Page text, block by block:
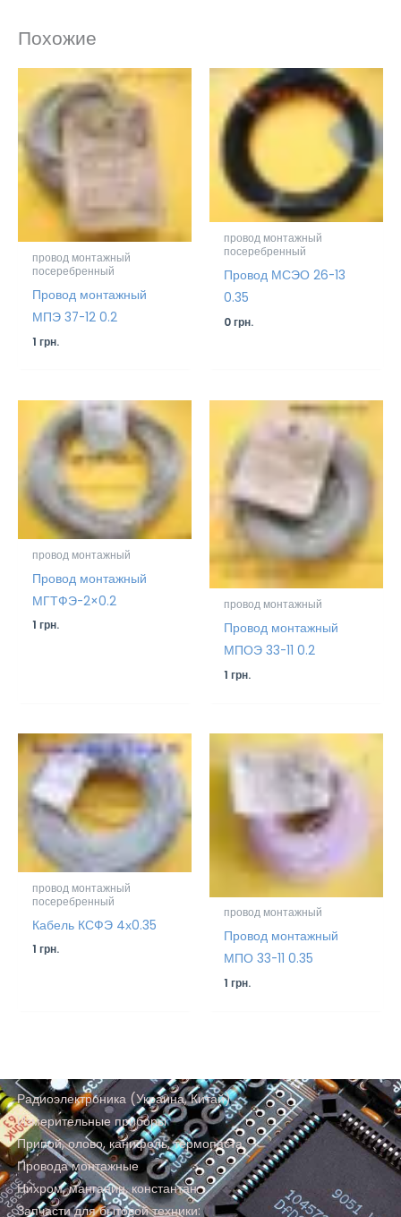
Похожие
провод монтажный
посеребренный
Провод монтажный
МПЭ 37-12 0.2
1грн.
провод монтажный
посеребренный
Провод МСЭО 26-13
0.35
0грн.
провод монтажный
Провод монтажный
МГТФЭ-2×0.2
1грн.
провод монтажный
Провод монтажный
МПОЭ 33-11 0.2
1грн.
провод монтажный
посеребренный
Кабель КСФЭ 4х0.35
1грн.
провод монтажный
Провод монтажный
МПО 33-11 0.35
1грн.
Радиоэлектроника (Украина, Китай)
Измерительные приборы
Припой, олово, канифоль, термопаста
Провода монтажные
Нихром, манганин, константан
Запчасти для бытовой техники: